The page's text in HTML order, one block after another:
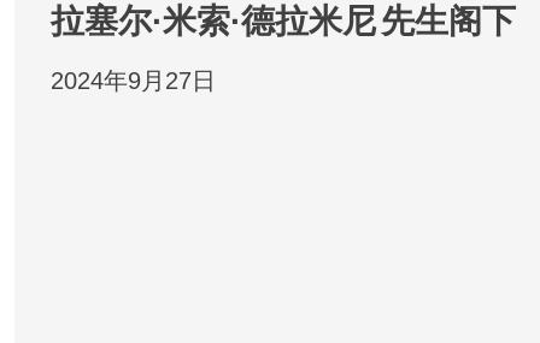
拉塞尔·米索·德拉米尼先生阁下
2024年9月27日